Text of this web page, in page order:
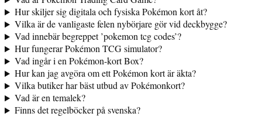
Hur skiljer sig digitala och fysiska Pokémon kort åt?
Vilka är de vanligaste felen nybörjare gör vid deckbygge?
Vad innebär begreppet ’pokemon tcg codes’?
Hur fungerar Pokémon TCG simulator?
Vad ingår i en Pokémon-kort Box?
Hur kan jag avgöra om ett Pokémon kort är äkta?
Vilka butiker har bäst utbud av Pokémonkort?
Vad är en temalek?
Finns det regelböcker på svenska?